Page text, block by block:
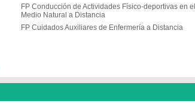
FP Conducción de Actividades Físico-deportivas en el
Medio Natural a Distancia
FP Cuidados Auxiliares de Enfermería a Distancia